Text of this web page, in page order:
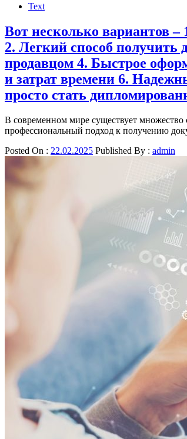
Text
Вот несколько вариантов
2. Легкий способ
продавцом 4. Быстрое
и затрат времени 6.
просто стать
В современном мире существует множество
профессиональный подход к получению
Posted On : 22.02.2025 Published By : admin